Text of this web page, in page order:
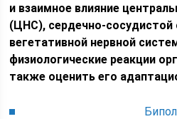
и взаимное влияние
(ЦНС), сердечно-
вегетативной нервной
физиологические реакции
также оценить его